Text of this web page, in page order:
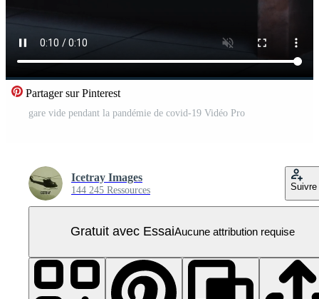
Partager sur Pinterest
gare vide pendant la pandémie de covid-19 Vidéo Pro
Icetray Images
144 245 Ressources Suivre
Gratuit avec EssaiAucune attribution requise